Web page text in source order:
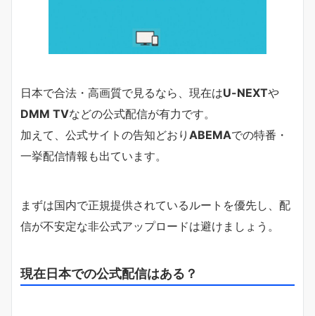
日本で合法・高画質で見るなら、現在はU-NEXTや
DMM TVなどの公式配信が有力です。
加えて、公式サイトの告知どおり ABEMAでの特番・
一挙配信情報も出ています。
まずは国内で正規提供されているルートを優先し、配
信が不安定な非公式アップロードは避けましょう。
現在日本での公式配信はある？